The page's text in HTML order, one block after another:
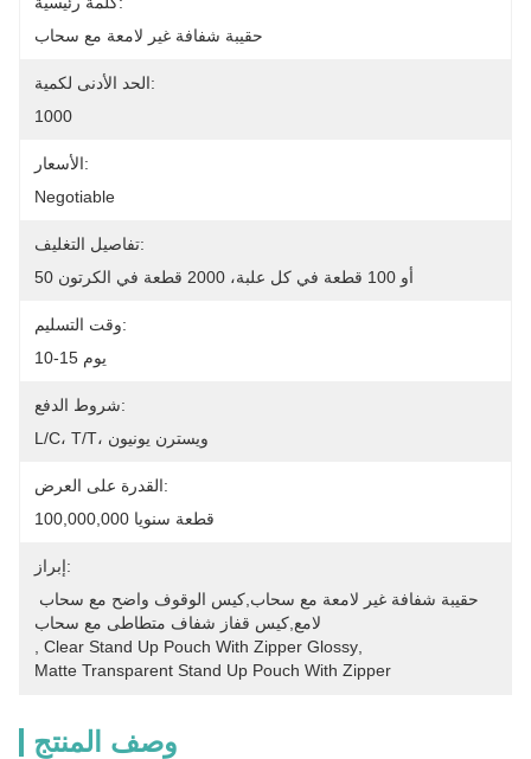
حقيبة شفافة غير لامعة مع سحاب
الحد الأدنى لكمية:
1000
الأسعار:
Negotiable
تفاصيل التغليف:
50 أو 100 قطعة في كل علبة، 2000 قطعة في الكرتون
وقت التسليم:
10-15 يوم
شروط الدفع:
L/C، T/T، ويسترن يونيون
القدرة على العرض:
100,000,000 قطعة سنويا
إبراز:
لامع,كيس قفاز شفاف متطاطى مع سحاب
Clear Stand Up Pouch With Zipper Glossy
Matte Transparent Stand Up Pouch With Zipper
وصف المنتج